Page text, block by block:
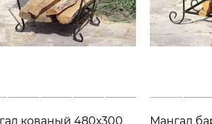
кованый 480х300 Мангал